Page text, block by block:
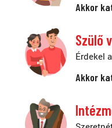
Akkor
Szülő
Érdekel
Akkor